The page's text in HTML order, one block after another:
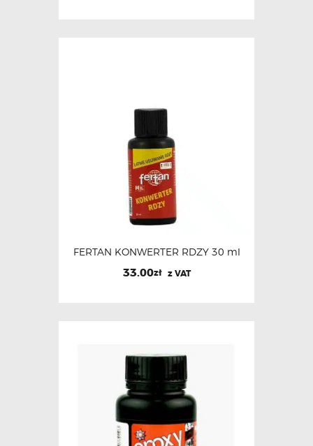
FERTAN KONWERTER RDZY 30 ml
33.00zł z VAT